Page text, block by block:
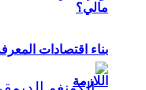
مالي؟
بناء اقتصادات
اللازمة